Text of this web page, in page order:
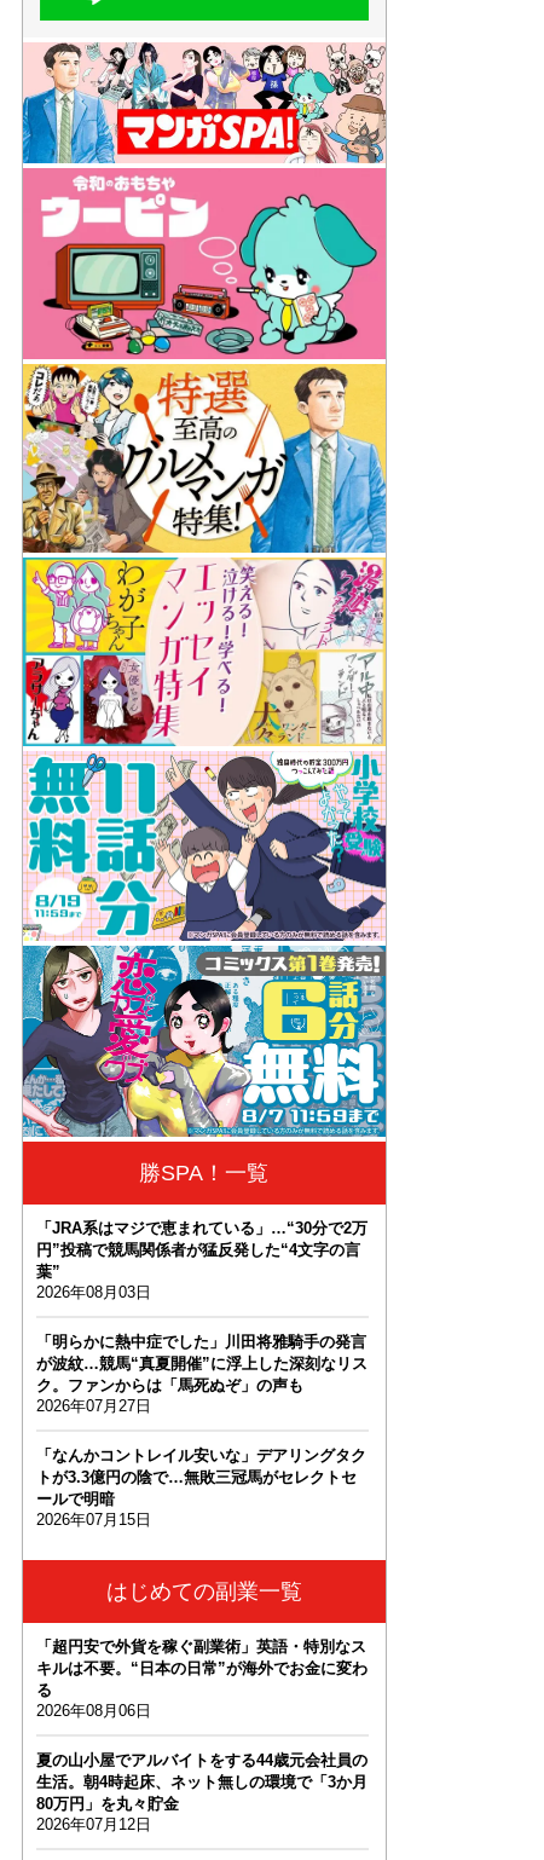
勝SPA！一覧
「JRA系はマジで恵まれている」…“30分で2万
円”投稿で競馬関係者が猛反発した“4文字の言
葉”
2026年08月03日
「明らかに熱中症でした」川田将雅騎手の発言
が波紋…競馬“真夏開催”に浮上した深刻なリス
ク。ファンからは「馬死ぬぞ」の声も
2026年07月27日
「なんかコントレイル安いな」デアリングタク
トが3.3億円の陰で…無敗三冠馬がセレクトセ
ールで明暗
2026年07月15日
はじめての副業一覧
「超円安で外貨を稼ぐ副業術」英語・特別なス
キルは不要。“日本の日常”が海外でお金に変わ
る
2026年08月06日
夏の山小屋でアルバイトをする44歳元会社員の
生活。朝4時起床、ネット無しの環境で「3か月
80万円」を丸々貯金
2026年07月12日